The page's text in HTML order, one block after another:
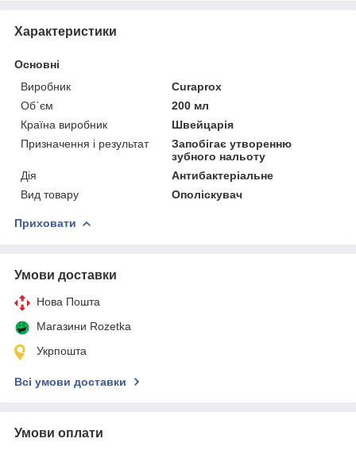
Характеристики
Основні
Виробник
Curaprox
Об`єм
200 мл
Країна виробник
Швейцарія
Призначення і результат
Запобігає утворенню
зубного нальоту
Дія
Антибактеріальне
Вид товару
Ополіскувач
Приховати
Умови доставки
Нова Пошта
Магазини Rozetka
Укрпошта
Всі умови доставки
Умови оплати